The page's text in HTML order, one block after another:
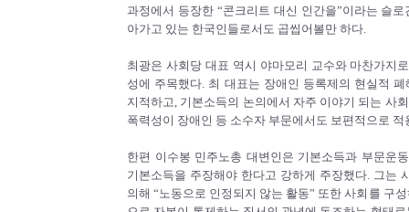
과정에서 등장한 “콘크리트 대신 인간을”이라는 슬
아가고 있는 한국인들로서도 곱씹어볼만 하다.
최광은 사회당 대표 역시 야마모리 교수와 마찬가지
성에 주목했다. 최 대표는 장애인 등록제의 현실적
지적하고, 기본소득의 논의에서 자주 이야기 되는 사
폭력성이 장애인 등 소수자 부문에서도 보편적으로
한편 이수봉 민주노총 대변인은 기본소득과 부문운
기본소득을 주장해야 한다고 강하게 주장했다. 그는
의해 “노동으로 인정되지 않는 활동” 또한 사회를 구